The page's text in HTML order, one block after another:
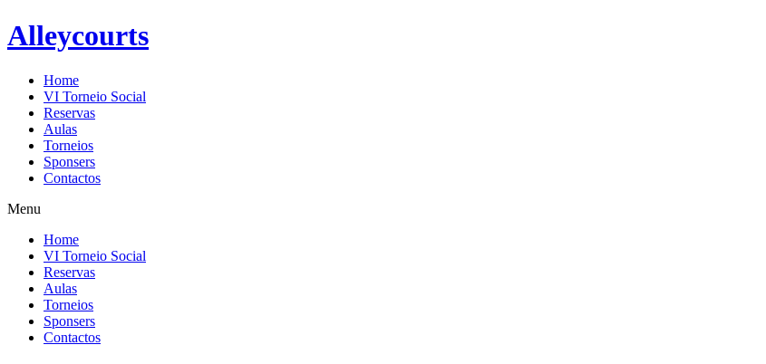
Alleycourts
Home
VI Torneio Social
Reservas
Aulas
Torneios
Sponsers
Contactos
Menu
Home
VI Torneio Social
Reservas
Aulas
Torneios
Sponsers
Contactos